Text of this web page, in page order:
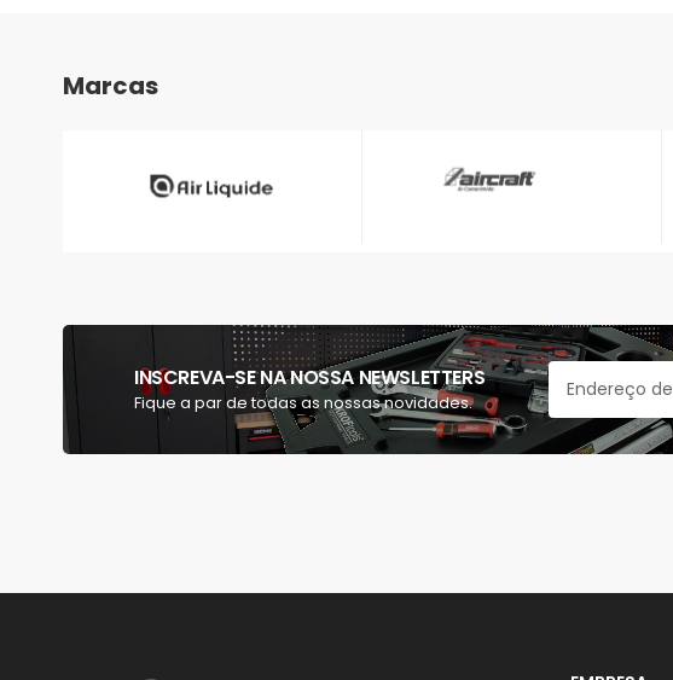
Marcas
INSCREVA-SE NA NOSSA NEWSLETTERS
Fique a par de todas as nossas novidades.